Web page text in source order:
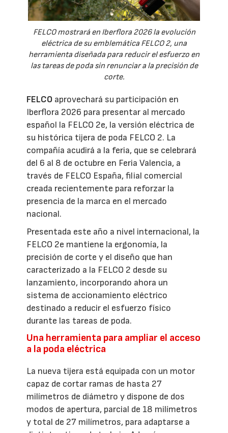
FELCO mostrará en Iberflora 2026 la evolución
eléctrica de su emblemática FELCO 2, una
herramienta diseñada para reducir el esfuerzo en
las tareas de poda sin renunciar a la precisión de
corte.
FELCO aprovechará su participación en
Iberflora 2026 para presentar al mercado
español la FELCO 2e, la versión eléctrica de
su histórica tijera de poda FELCO 2. La
compañía acudirá a la feria, que se celebrará
del 6 al 8 de octubre en Feria Valencia, a
través de FELCO España, filial comercial
creada recientemente para reforzar la
presencia de la marca en el mercado
nacional.
Presentada este año a nivel internacional, la
FELCO 2e mantiene la ergonomía, la
precisión de corte y el diseño que han
caracterizado a la FELCO 2 desde su
lanzamiento, incorporando ahora un
sistema de accionamiento eléctrico
destinado a reducir el esfuerzo físico
durante las tareas de poda.
Una herramienta para ampliar el acceso
a la poda eléctrica
La nueva tijera está equipada con un motor
capaz de cortar ramas de hasta 27
milímetros de diámetro y dispone de dos
modos de apertura, parcial de 18 milímetros
y total de 27 milímetros, para adaptarse a